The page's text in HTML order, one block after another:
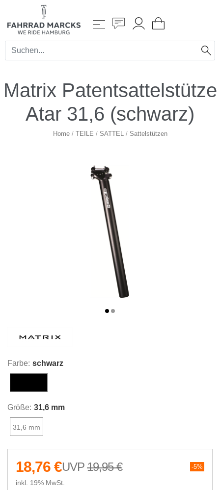
Matrix Patentsattelstütze
Atar 31,6 (schwarz)
Home/ TEILE / SATTEL / Sattelstützen
Farbe: schwarz
Größe: 31,6 mm
31,6 mm
19,95 € 5%
18,76 €
inkl. 19% MwSt.